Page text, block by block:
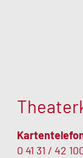
0 41 31 / 42